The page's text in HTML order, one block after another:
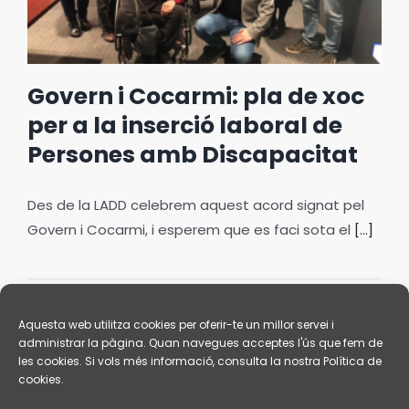
Aquesta web utilitza cookies per oferir-te un millor servei i
administrar la pàgina. Quan navegues acceptes l'ús que fem de
les cookies. Si vols més informació, consulta la nostra Política de
cookies.
Govern i Cocarmi: pla de xoc
per a la inserció laboral de
Persones amb Discapacitat
Des de la LADD celebrem aquest acord signat pel
Govern i Cocarmi, i esperem que es faci sota el [...]